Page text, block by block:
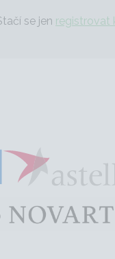
se jen registrovat